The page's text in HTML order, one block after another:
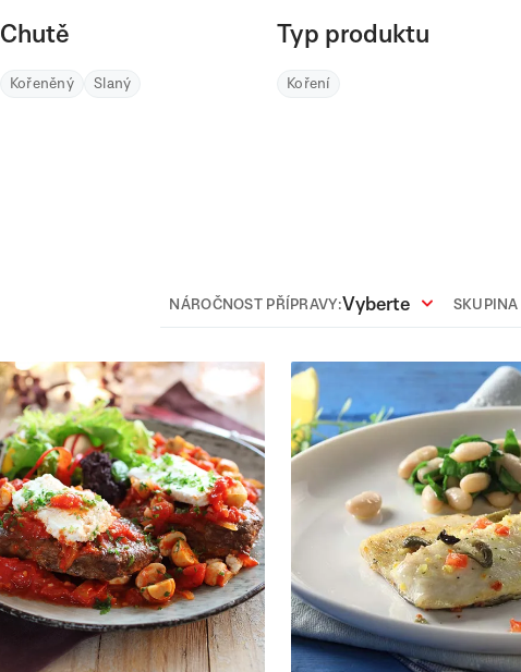
Chutě
Kořeněný Slaný
Typ produktu
Koření
NÁROČNOST PŘÍPRAVY:Vyberte